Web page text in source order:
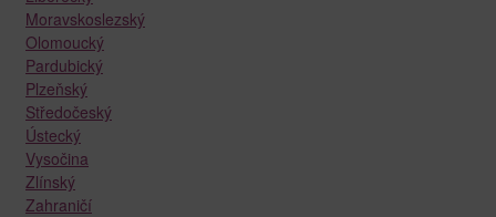
Moravskoslezský
Olomoucký
Pardubický
Plzeňský
Středočeský
Ústecký
Vysočina
Zlínský
Zahraničí